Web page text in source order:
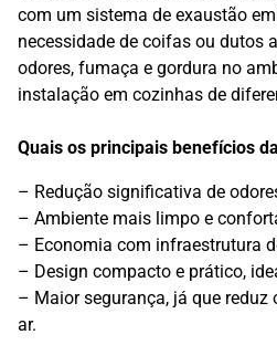
com um sistema de exaustão
necessidade de coifas ou dutos
odores, fumaça e gordura no
instalação em cozinhas de
Quais os principais benefícios
– Redução significativa de
– Ambiente mais limpo e
– Economia com infraestrutura
– Design compacto e prático,
– Maior segurança, já que
ar.